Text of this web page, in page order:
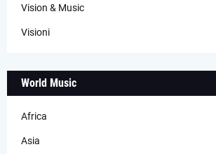
Vision & Music
Visioni
World Music
Africa
Asia